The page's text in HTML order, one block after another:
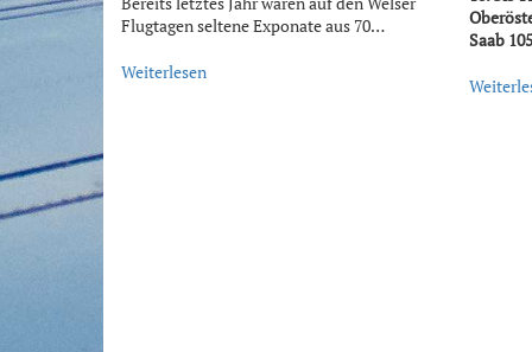
Flugtagen seltene Exponate aus 70…
Weiterlesen
Saab